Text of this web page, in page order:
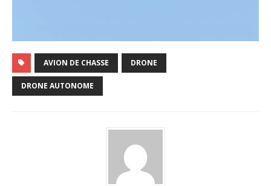
AVION DE CHASSE DRONE
DRONE AUTONOME